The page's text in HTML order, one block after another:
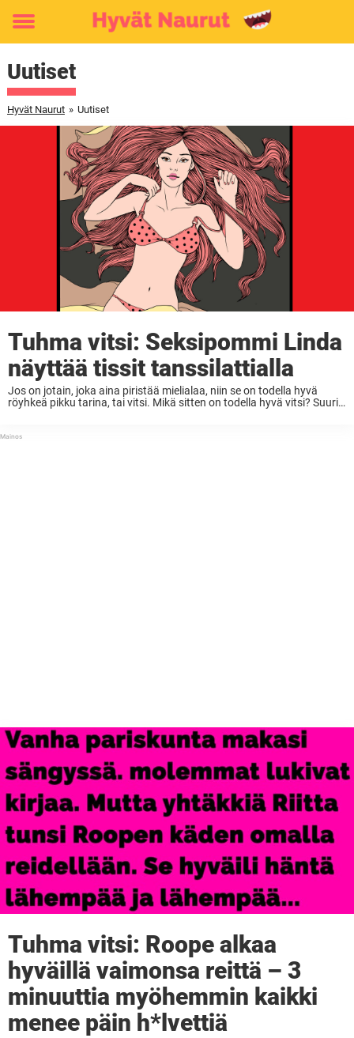
Toggle
Uutiset
Hyvät Naurut » Uutiset
Tuhma vitsi: Seksipommi Linda
näyttää tissit tanssilattialla
Jos on jotain, joka aina piristää mielialaa, niin se on todella hyvä
röyhkeä pikku tarina, tai vitsi. Mikä sitten on todella hyvä vitsi? Suurin
Tuhma vitsi: Roope alkaa
hyväillä vaimonsa reittä – 3
minuuttia myöhemmin kaikki
menee päin h*lvettiä